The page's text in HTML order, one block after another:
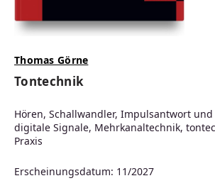
Thomas Görne
Tontechnik
Hören, Schallwandler, Impulsantwort
digitale Signale, Mehrkanaltechnik,
Praxis
Erscheinungsdatum: 11/2027